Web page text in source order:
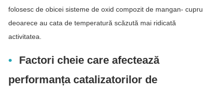
folosesc de obicei sisteme de oxid compozit de mangan- cupru
deoarece au cata de temperatură scăzută mai ridicată
activitatea.
Factori cheie care afectează
performanța catalizatorilor de